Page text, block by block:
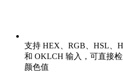
支持 HEX、RGB、HSL、
和 OKLCH 输入，可直接
颜色值